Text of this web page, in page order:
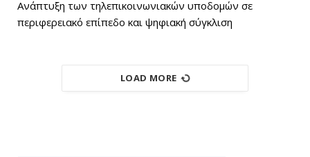
Aνάπτυξη των τηλεπικοινωνιακών υποδομών σε
περιφερειακό επίπεδο και ψηφιακή σύγκλιση
LOAD MORE